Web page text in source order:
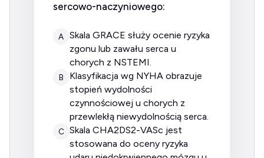
sercowo-naczyniowego:
A
skala GRACE służy ocenie ryzyka
zgonu lub zawału serca u
chorych z NSTEMI.
B
klasyfikacja wg NYHA obrazuje
stopień wydolności
czynnościowej u chorych z
przewlekłą niewydolnością serca.
C skala CHA2DS2-VASc jest
stosowana do oceny ryzyka